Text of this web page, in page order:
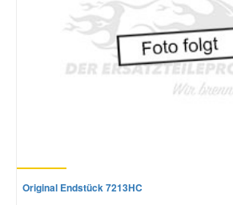
Original Endstück 7213HC